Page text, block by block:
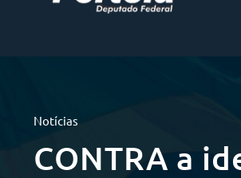
Notícias
CONTRA a